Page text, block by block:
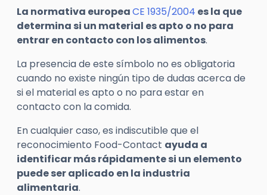
La normativa europeaCE 1935/2004 es la que
determina si un material es apto o no para
entrar en contacto con los alimentos.
La presencia de este símbolo no es obligatoria
cuando no existe ningún tipo de dudas acerca de
si el material es apto o no para estar en
contacto con la comida.
En cualquier caso, es indiscutible que el
reconocimiento Food-Contact ayuda a
identificar más rápidamente si un elemento
puede ser aplicado en la industria
alimentaria.